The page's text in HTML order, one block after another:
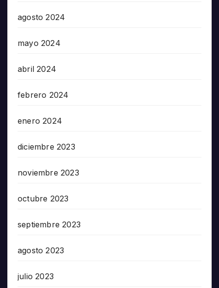
agosto 2024
mayo 2024
abril 2024
febrero 2024
enero 2024
diciembre 2023
noviembre 2023
octubre 2023
septiembre 2023
agosto 2023
julio 2023